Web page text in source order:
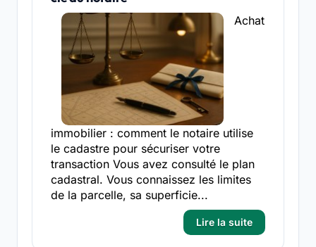
Achat
immobilier : comment le notaire utilise
le cadastre pour sécuriser votre
transaction Vous avez consulté le plan
cadastral. Vous connaissez les limites
de la parcelle, sa superficie...
Lire la suite